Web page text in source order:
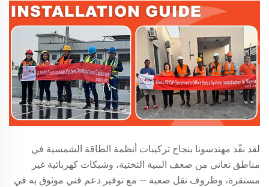
لقد نفّذ مهندسونا بنجاح تركيبات أنظمة الطاقة الشمسية في
مناطق تعاني من ضعف البنية التحتية، وشبكات كهربائية غير
مستقرة، وظروف نقل صعبة — مع توفير دعم فني موثوق به في